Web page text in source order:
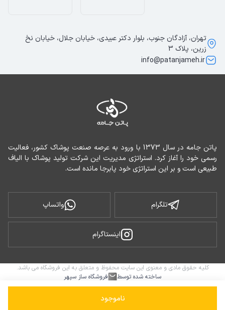
ناموجود
طبیعی است و بر این استراتژی خود پابرجا مانده است.
تلگرام واتساپ
اینستاگرام
تهران، آزادگان جنوب، بلوار دکتر عبیدی، خیابان جلال، خیابان نخ
زرین، پلاک 3
info@patanjameh.ir
کلیه حقوق مادی و معنوی این سایت محفوظ و متعلق به این فروشگاه می باشد.
ساخته شده توسط
فروشگاه ساز سپهر